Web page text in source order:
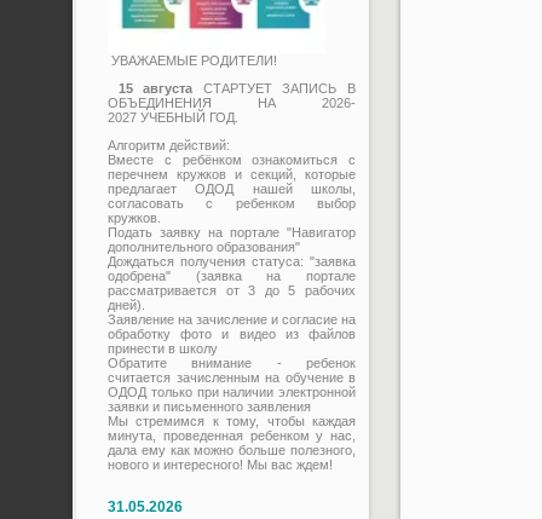
УВАЖАЕМЫЕ РОДИТЕЛИ!
15 августа СТАРТУЕТ ЗАПИСЬ В
ОБЪЕДИНЕНИЯ НА 2026-
2027 УЧЕБНЫЙ ГОД.
Алгоритм действий:
Вместе с ребёнком ознакомиться с
перечнем кружков и секций, которые
предлагает ОДОД нашей школы,
согласовать с ребенком выбор
кружков.
Подать заявку на портале "Навигатор
дополнительного образования"
Дождаться получения статуса: "заявка
одобрена" (заявка на портале
рассматривается от 3 до 5 рабочих
дней).
Заявление на зачисление и согласие на
обработку фото и видео из файлов
принести в школу
Обратите внимание - ребенок
считается зачисленным на обучение в
ОДОД только при наличии электронной
заявки и письменного заявления
Мы стремимся к тому, чтобы каждая
минута, проведенная ребенком у нас,
дала ему как можно больше полезного,
нового и интересного! Мы вас ждем!
31.05.2026